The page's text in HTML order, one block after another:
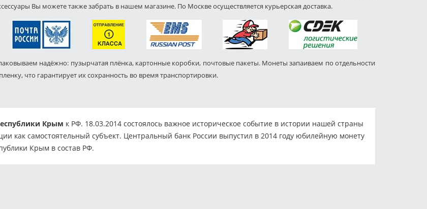
Вы можете также забрать в нашем магазине. По Москве осуществляется курьерская доставка.
надёжно: пузырчатая плёнка, картонные коробки, почтовые пакеты. Монеты запаиваем по отдельности
что гарантирует их сохранность во время транспортировки.
Крым к РФ. 18.03.2014 состоялось важное историческое событие в истории нашей страны
как самостоятельный субъект. Центральный банк России выпустил в 2014 году юбилейную монету
Крым в состав РФ.